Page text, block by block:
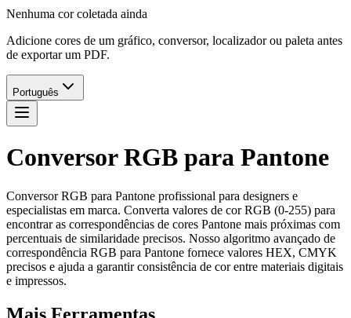
Nenhuma cor coletada ainda
Adicione cores de um gráfico, conversor, localizador ou paleta antes
de exportar um PDF.
Português
Conversor RGB para Pantone
Conversor RGB para Pantone profissional para designers e
especialistas em marca. Converta valores de cor RGB (0-255) para
encontrar as correspondências de cores Pantone mais próximas com
percentuais de similaridade precisos. Nosso algoritmo avançado de
correspondência RGB para Pantone fornece valores HEX, CMYK
precisos e ajuda a garantir consistência de cor entre materiais digitais
e impressos.
Mais Ferramentas